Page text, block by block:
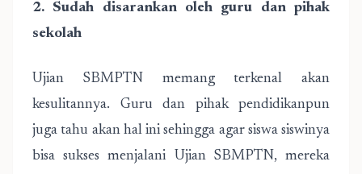
2. Sudah disarankan oleh guru dan pihak
sekolah
Ujian SBMPTN memang terkenal akan
kesulitannya. Guru dan pihak pendidikanpun
juga tahu akan hal ini sehingga agar siswa siswinya
bisa sukses menjalani Ujian SBMPTN, mereka